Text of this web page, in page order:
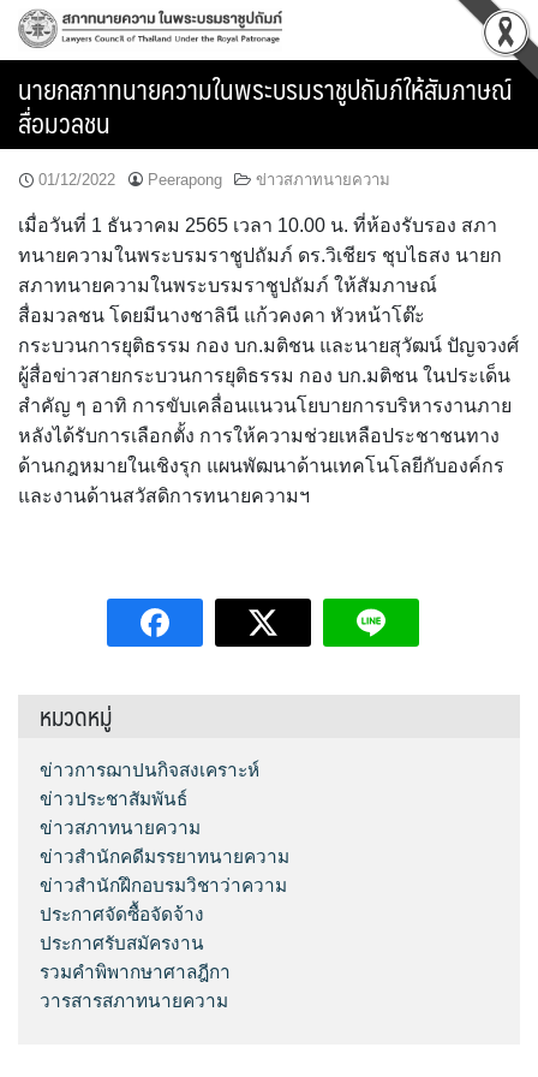
Skip
นายกสภาทนายความในพระบรมราชูปถัมภ์ให้สัมภาษณ์
สื่อมวลชน
01/12/2022 Peerapong ข่าวสภาทนายความ
เมื่อวันที่ 1 ธันวาคม 2565 เวลา 10.00 น. ที่ห้องรับรอง สภา
ทนายความในพระบรมราชูปถัมภ์ ดร.วิเชียร ชุบไธสง นายก
สภาทนายความในพระบรมราชูปถัมภ์ ให้สัมภาษณ์
สื่อมวลชน โดยมีนางชาลินี แก้วคงคา หัวหน้าโต๊ะ
กระบวนการยุติธรรม กอง บก.มติชน และนายสุวัฒน์ ปัญจวงศ์
ผู้สื่อข่าวสายกระบวนการยุติธรรม กอง บก.มติชน ในประเด็น
สำคัญ ๆ อาทิ การขับเคลื่อนแนวนโยบายการบริหารงานภาย
หลังได้รับการเลือกตั้ง การให้ความช่วยเหลือประชาชนทาง
ด้านกฎหมายในเชิงรุก แผนพัฒนาด้านเทคโนโลยีกับองค์กร
และงานด้านสวัสดิการทนายความฯ
หมวดหมู่
ข่าวการฌาปนกิจสงเคราะห์
ข่าวประชาสัมพันธ์
ข่าวสภาทนายความ
ข่าวสำนักคดีมรรยาทนายความ
ข่าวสำนักฝึกอบรมวิชาว่าความ
ประกาศจัดซื้อจัดจ้าง
ประกาศรับสมัครงาน
รวมคำพิพากษาศาลฎีกา
วารสารสภาทนายความ